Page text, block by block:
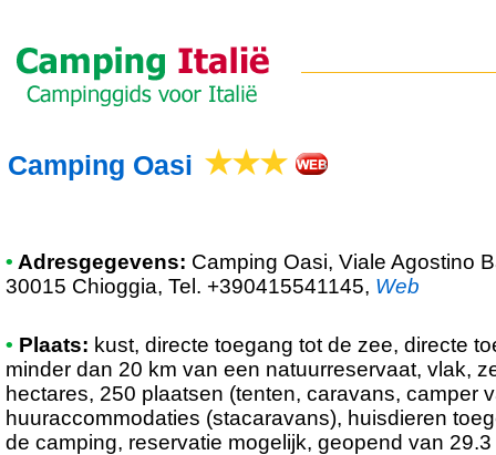
Camping Oasi
• Adresgegevens: Camping Oasi, Viale Agostino
30015 Chioggia, Tel. +390415541145, Web
• Plaats: kust, directe toegang tot de zee, directe
minder dan 20 km van een natuurreservaat, vlak,
hectares, 250 plaatsen (tenten, caravans, camper
huuraccommodaties (stacaravans), huisdieren
de camping, reservatie mogelijk, geopend van 29.3